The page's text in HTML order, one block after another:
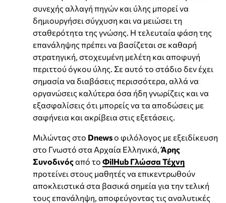
συνεχής αλλαγή πηγών και ύλης μπορεί να
δημιουργήσει σύγχυση και να μειώσει τη
σταθερότητα της γνώσης. Η τελευταία φάση της
επανάληψης πρέπει να βασίζεται σε καθαρή
στρατηγική, στοχευμένη μελέτη και αποφυγή
περιττού όγκου ύλης. Σε αυτό το στάδιο δεν έχει
σημασία να διαβάσεις περισσότερα, αλλά να
οργανώσεις καλύτερα όσα ήδη γνωρίζεις και να
εξασφαλίσεις ότι μπορείς να τα αποδώσεις με
σαφήνεια και ακρίβεια στις εξετάσεις.
Μιλώντας στο Dnewsο φιλόλογος με εξειδίκευση
στο Γνωστό στα Αρχαία Ελληνικά,Άρης
Συνοδινόςαπό το ΦilHub Γλώσσα Τέχνη
προτείνει στους μαθητές να επικεντρωθούν
αποκλειστικά στα βασικά σημεία για την τελική
τους επανάληψη, αποφεύγοντας τις αναλυτικές